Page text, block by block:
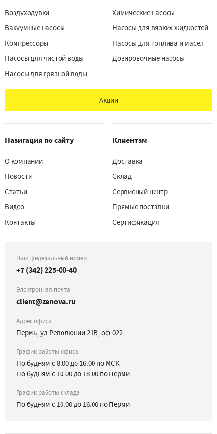
Воздуходувки
Вакуумные насосы
Компрессоры
Насосы для чистой воды
Насосы для грязной воды
Химические насосы
Насосы для вязких жидкостей
Насосы для топлива и масел
Дозировочные насосы
Акции
Навигация по сайту
О компании
Новости
Статьи
Видео
Контакты
Клиентам
Доставка
Склад
Сервисный центр
Прямые поставки
Сертификация
Наш федеральный номер
+7 (342) 225-00-40
Электронная почта
client@zenova.ru
Адрес офиса
Пермь, ул.Революции 21В, оф.022
График работы офиса
По будням с 8.00 до 16.00 по МСК
По будням с 10.00 до 18.00 по Перми
График работы склада
По будням с 10.00 до 16.00 по Перми